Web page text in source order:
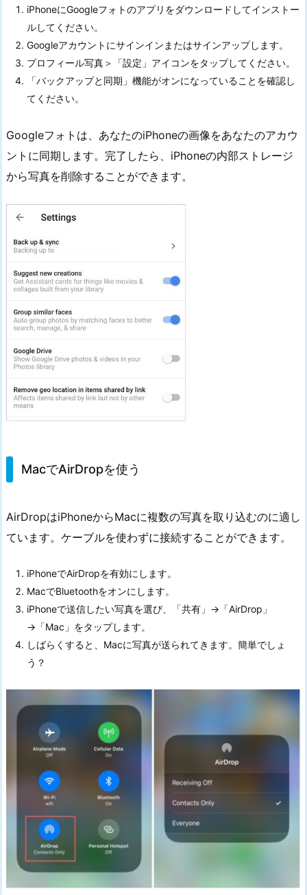
iPhoneにGoogleフォトのアプリをダウンロードしてインストー
ルしてください。
Googleアカウントにサインインまたはサインアップします。
プロフィール写真＞「設定」アイコンをタップしてください。
「バックアップと同期」機能がオンになっていることを確認し
てください。
Googleフォトは、あなたのiPhoneの画像をあなたのアカウ
ントに同期します。完了したら、iPhoneの内部ストレージ
から写真を削除することができます。
MacでAirDropを使う
AirDropはiPhoneからMacに複数の写真を取り込むのに適し
ています。ケーブルを使わずに接続することができます。
iPhoneでAirDropを有効にします。
MacでBluetoothをオンにします。
iPhoneで送信したい写真を選び、「共有」→「AirDrop」
→「Mac」をタップします。
しばらくすると、Macに写真が送られてきます。簡単でしょ
う？